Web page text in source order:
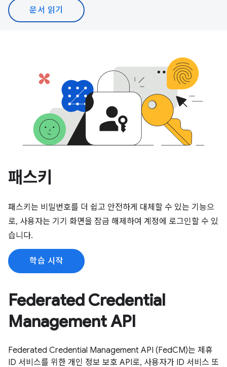
문서 읽기
패스키
패스키는 비밀번호를 더 쉽고 안전하게 대체할 수 있는 기능으
로, 사용자는 기기 화면을 잠금 해제하여 계정에 로그인할 수 있
습니다.
학습 시작
Federated Credential
Management API
Federated Credential Management API (FedCM)는 제휴
ID 서비스를 위한 개인 정보 보호 API로, 사용자가 ID 서비스 또